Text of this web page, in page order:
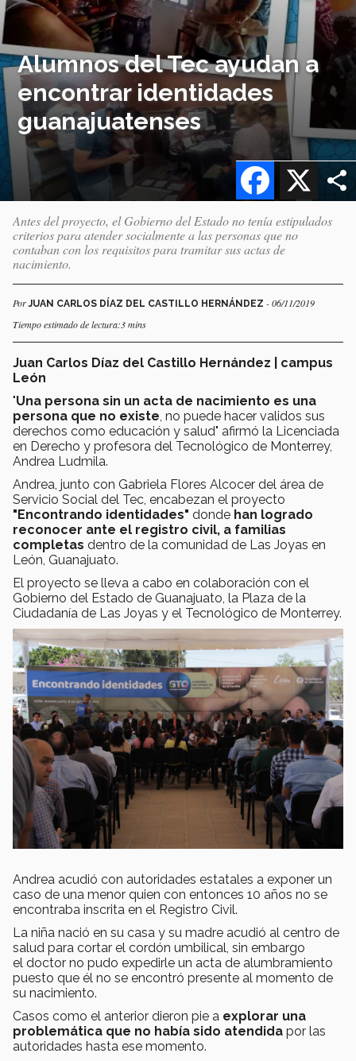
Alumnos del Tec ayudan a
encontrar identidades
guanajuatenses
X
Facebook
Antes del proyecto, el Gobierno del Estado no tenía estipulados
criterios para atender socialmente a las personas que no
contaban con los requisitos para tramitar sus actas de
nacimiento.
PorJUAN CARLOS DÍAZ DEL CASTILLO HERNÁNDEZ - 06/11/2019
Tiempo estimado de lectura:3 mins
Juan Carlos Díaz del Castillo Hernández | campus
León
"Una persona sin un acta de nacimiento es una
persona que no existe , no puede hacer validos sus
derechos como educación y salud" afirmó la Licenciada
en Derecho y profesora del Tecnológico de Monterrey,
Andrea Ludmila.
Andrea, junto con Gabriela Flores Alcocer del área de
Servicio Social del Tec, encabezan el proyecto
"Encontrando identidades" donde han logrado
reconocer ante el registro civil, a familias
completas dentro de la comunidad de Las Joyas en
León, Guanajuato.
El proyecto se lleva a cabo en colaboración con el
Gobierno del Estado de Guanajuato, la Plaza de la
Ciudadanía de Las Joyas y el Tecnológico de Monterrey.
Andrea acudió con autoridades estatales a exponer un
caso de una menor quien con entonces 10 años no se
encontraba inscrita en el Registro Civil.
La niña nació en su casa y su madre acudió al centro de
salud para cortar el cordón umbilical, sin embargo
el doctor no pudo expedirle un acta de alumbramiento
puesto que él no se encontró presente al momento de
su nacimiento.
Casos como el anterior dieron pie a explorar una
problemática que no había sido atendida por las
autoridades hasta ese momento.